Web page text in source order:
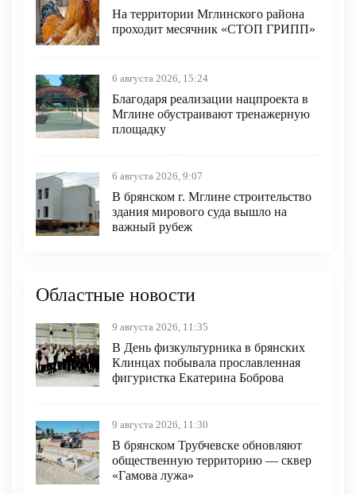
На территории Мглинского района
проходит месячник «СТОП ГРИПП»
6 августа 2026, 15:24
Благодаря реализации нацпроекта в
Мглине обустраивают тренажерную
площадку
6 августа 2026, 9:07
В брянском г. Мглине строительство
здания мирового суда вышло на
важный рубеж
Областные новости
9 августа 2026, 11:35
В День физкультурника в брянских
Клинцах побывала прославленная
фигуристка Екатерина Боброва
9 августа 2026, 11:30
В брянском Трубчевске обновляют
общественную территорию — сквер
«Гамова лужа»